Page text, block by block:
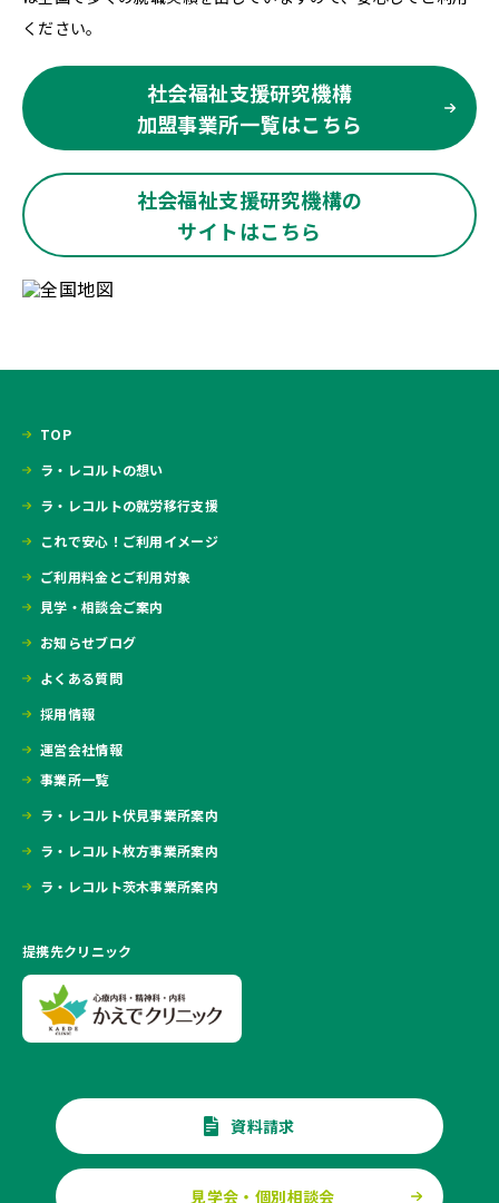
ください。
社会福祉支援研究機構
加盟事業所一覧はこちら
社会福祉支援研究機構の
サイトはこちら
TOP
ラ・レコルトの想い
ラ・レコルトの就労移行支援
これで安心！ご利用イメージ
ご利用料金とご利用対象
見学・相談会ご案内
お知らせブログ
よくある質問
採用情報
運営会社情報
事業所一覧
ラ・レコルト伏見事業所案内
ラ・レコルト枚方事業所案内
ラ・レコルト茨木事業所案内
提携先クリニック
資料請求
見学会・個別相談会